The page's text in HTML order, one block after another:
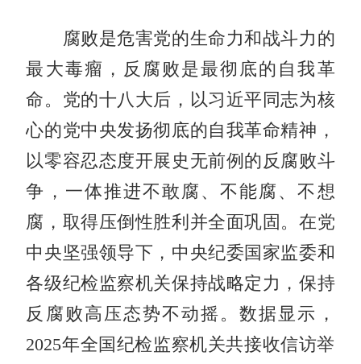
腐败是危害党的生命力和战斗力的
最大毒瘤，反腐败是最彻底的自我革
命。党的十八大后，以习近平同志为核
心的党中央发扬彻底的自我革命精神，
以零容忍态度开展史无前例的反腐败斗
争，一体推进不敢腐、不能腐、不想
腐，取得压倒性胜利并全面巩固。在党
中央坚强领导下，中央纪委国家监委和
各级纪检监察机关保持战略定力，保持
反腐败高压态势不动摇。数据显示，
2025年全国纪检监察机关共接收信访举